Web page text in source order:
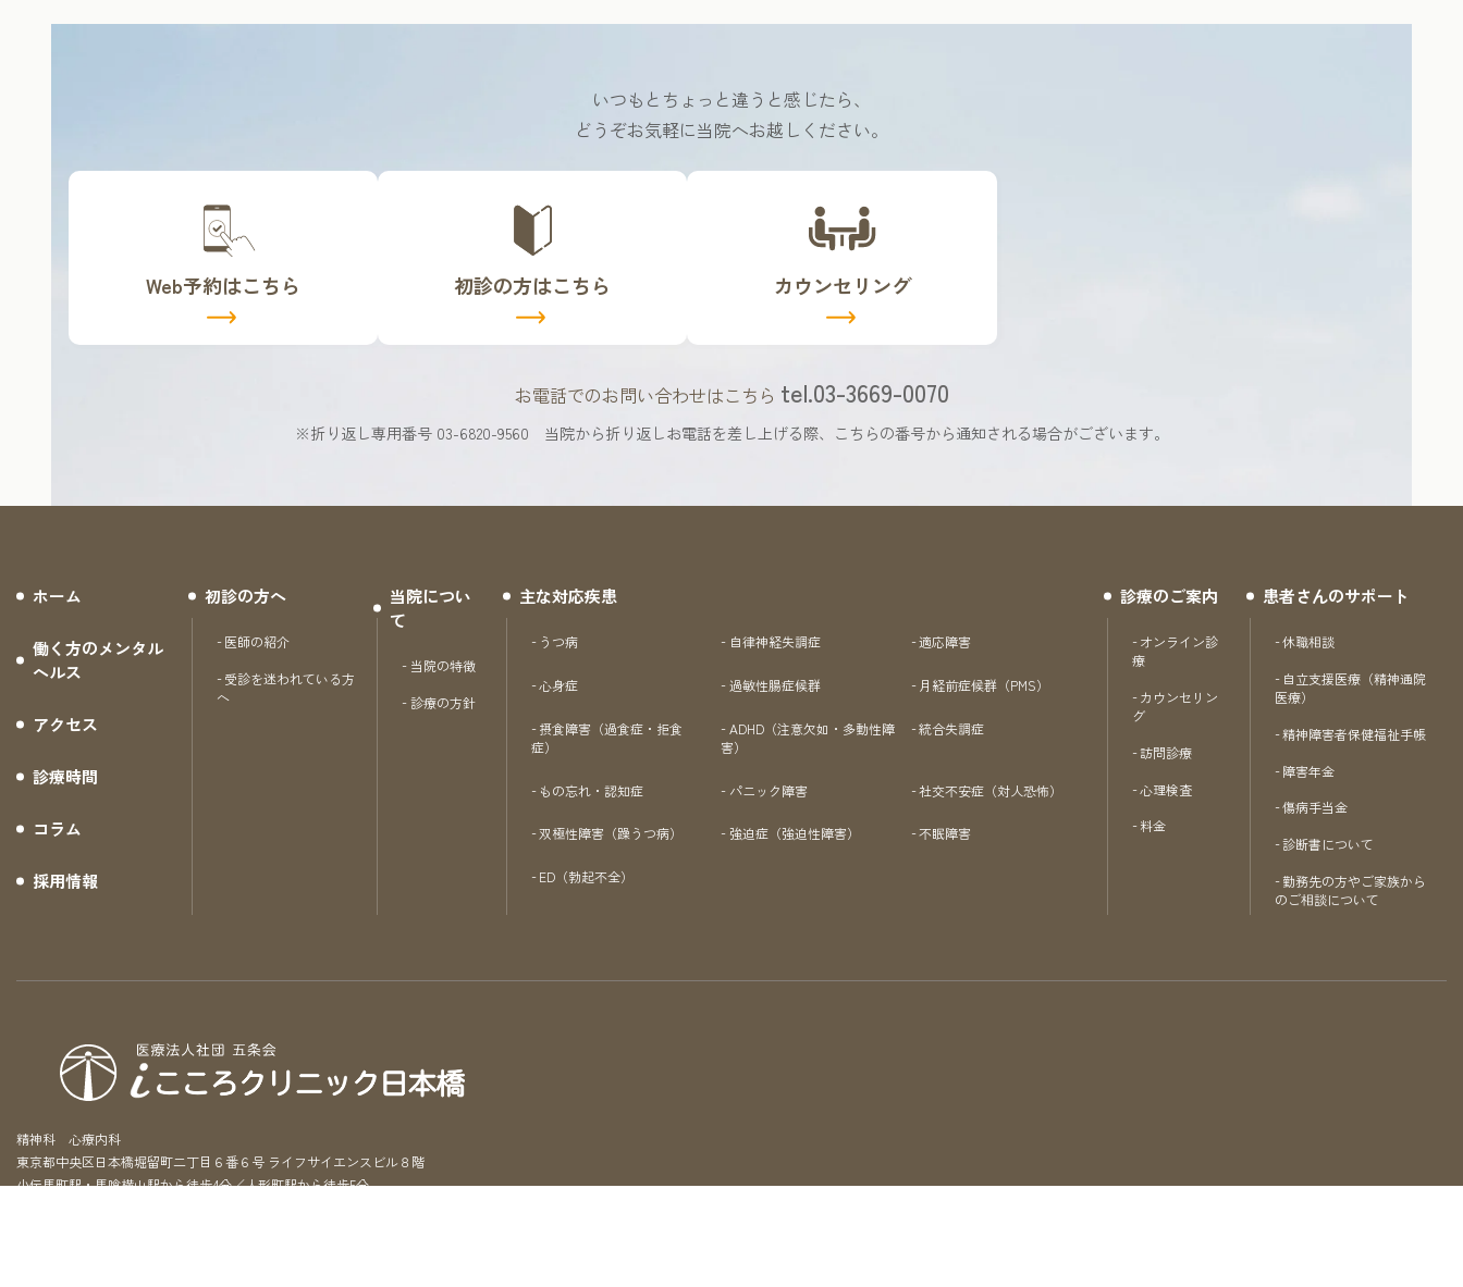
いつもとちょっと違うと感じたら、
どうぞお気軽に当院へお越しください。
Web予約はこちら
カ
初診の方はこちら
カ
カウンセリング
カ
お電話でのお問い合わせはこちら tel.03-3669-0070
※折り返し専用番号 03-6820-9560 当院から折り返しお電話を差し上げる際、 こちらの番号から通知される場合がございます。
ホーム
働く方のメンタル
ヘルス
アクセス
診療時間
コラム
採用情報
初診の方へ
医師の紹介
受診を迷われている方
へ
当院につい
て
当院の特徴
診療の方針
主な対応疾患
うつ病 自律神経失調症 適応障害
心身症 過敏性腸症候群 月経前症候群（PMS）
摂食障害（過食症・拒食
症）
ADHD（注意欠如・多動性障
害）
統合失調症
もの忘れ・認知症 パニック障害 社交不安症（対人恐怖）
双極性障害（躁うつ病） 強迫症（強迫性障害） 不眠障害
ED（勃起不全）
診療のご案内
オンライン診
療
カウンセリン
グ
訪問診療
心理検査
料金
患者さんのサポート
休職相談
自立支援医療（精神通院
医療）
精神障害者保健福祉手帳
障害年金
傷病手当金
診断書について
勤務先の方やご家族から
のご相談について
精神科 心療内科
東京都中央区日本橋堀留町二丁目６番６号 ライフサイエンスビル８階
小伝馬町駅・馬喰横山駅から徒歩4分／人形町駅から徒歩5分